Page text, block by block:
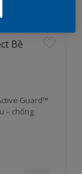
Bề
Guard™
– chống